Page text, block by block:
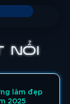
nổi
làm đẹp
2025